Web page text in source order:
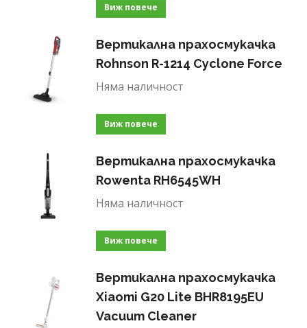
Виж повече
Вертикална прахосмукачка
Rohnson R-1214 Cyclone Force
Няма наличност
Виж повече
Вертикална прахосмукачка
Rowenta RH6545WH
Няма наличност
Виж повече
Вертикална прахосмукачка
Xiaomi G20 Lite BHR8195EU
Vacuum Cleaner